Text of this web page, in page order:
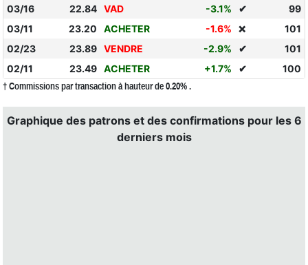
03/16
22.84 VAD -3.1% ✔
99
03/11
23.20 ACHETER -1.6% ❌
101
02/23
23.89 VENDRE -2.9% ✔
101
02/11
23.49 ACHETER +1.7% ✔ 100
† Commissions par transaction à hauteur de 0.20% .
Graphique des patrons et des confirmations pour les 6
derniers mois